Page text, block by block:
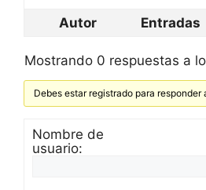
Autor
Entradas
Mostrando 0 respuestas a
Debes estar registrado para responder
Nombre de
usuario: